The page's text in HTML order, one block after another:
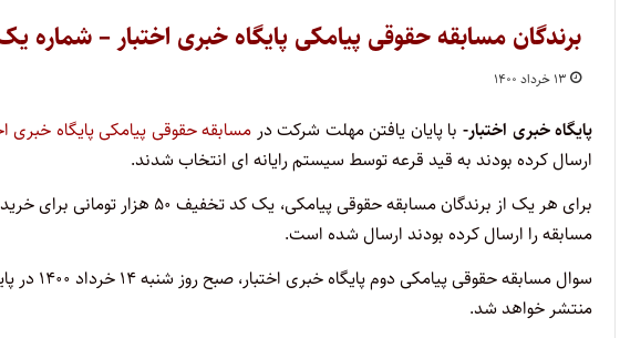
برندگان مسابقه حقوقی پیامکی پایگاه خبری اختبار – شماره
۱۳ خرداد ۱۴۰۰
پایگاه خبری اختبار-با پایان یافتن مهلت شرکت در مسابقه حقوقی پیامکی پایگاه خبری
ارسال کرده بودند به قید قرعه توسط سیستم رایانه ای انتخاب شدند.
برای هر یک از برندگان مسابقه حقوقی پیامکی، یک کد تخفیف ۵۰ هزار تومانی برای خرید کتاب از
مسابقه را ارسال کرده بودند ارسال شده است.
سوال مسابقه حقوقی پیامکی دوم پایگاه خبری اختبار، صبح روز شنبه ۱۴ خرداد ۱۴۰۰ در پایگاه خبری اختبار و شبکه های اجتماعی
منتشر خواهد شد.